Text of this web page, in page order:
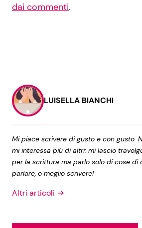
dai commenti.
LUISELLA BIANCHI
Mi piace scrivere di gusto e con gusto.
mi interessa più di altri: mi lascio
per la scrittura ma parlo solo di cose di
parlare, o meglio scrivere!
Altri articoli →